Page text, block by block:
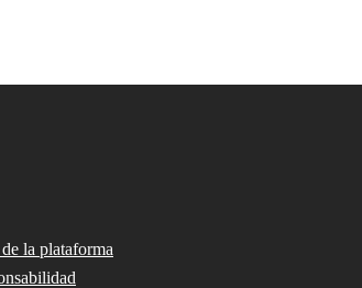
la plataforma